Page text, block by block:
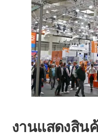
งานแสดงสิน